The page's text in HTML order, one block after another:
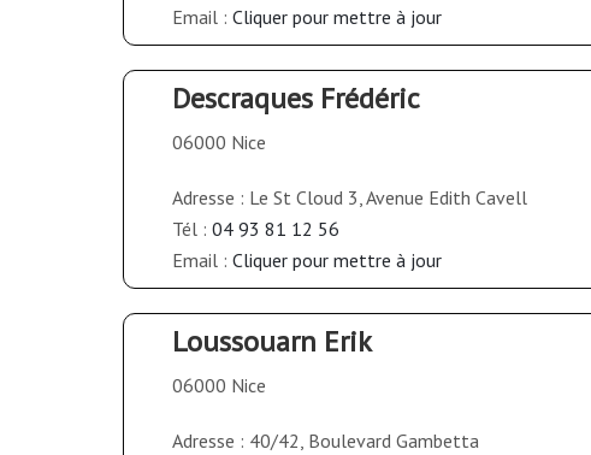
Email : Cliquer pour mettre à jour
Descraques Frédéric
06000 Nice
Adresse : Le St Cloud 3, Avenue Edith Cavell
Tél : 04 93 81 12 56
Email : Cliquer pour mettre à jour
Loussouarn Erik
06000 Nice
Adresse : 40/42, Boulevard Gambetta